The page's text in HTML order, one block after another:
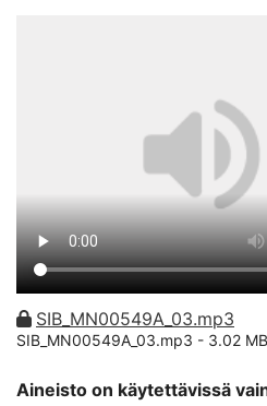
SIB_MN00549A_03.mp3
SIB_MN00549A_03.mp3 - 3.02 MB
Aineisto on käytettävissä